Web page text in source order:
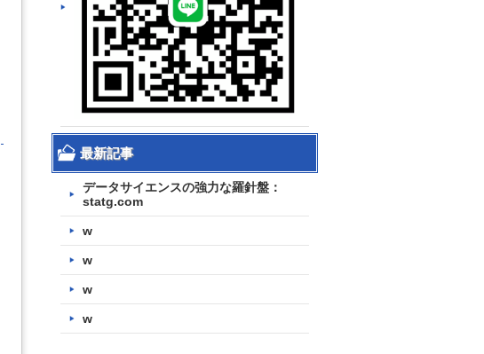
最新記事
データサイエンスの強力な羅針盤：
statg.com
w
w
w
w